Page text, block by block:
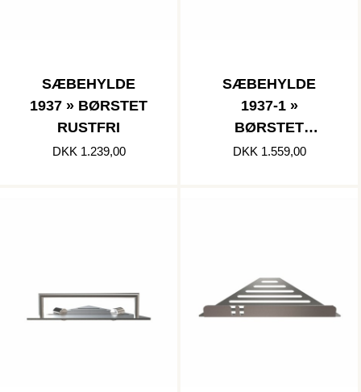
SÆBEHYLDE
1937 » BØRSTET
RUSTFRI
DKK 1.239,00
SÆBEHYLDE
1937-1 »
BØRSTET
RUSTFRI
DKK 1.559,00